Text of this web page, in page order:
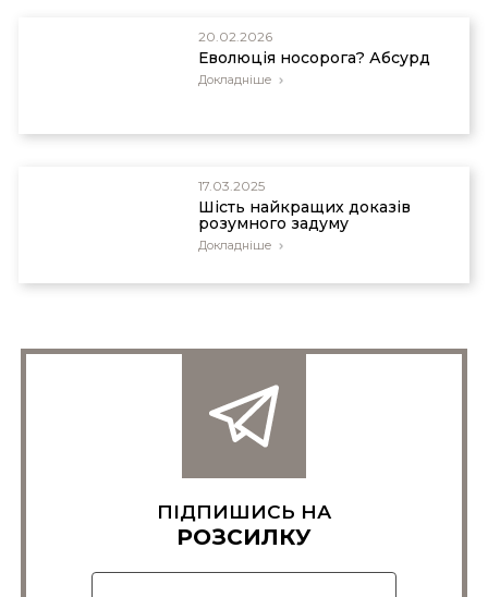
20.02.2026
Еволюція носорога? Абсурд
Докладніше
17.03.2025
Шість найкращих доказів
розумного задуму
Докладніше
ПІДПИШИСЬ НА
РОЗСИЛКУ